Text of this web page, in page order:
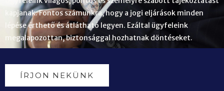
kapjanak. Fontos számunkra, hogy a jogi eljárások minden
lépése érthető és átlátható legyen. Ezáltal ügyfeleink
megalapozottan, biztonsággal hozhatnak döntéseket.
ÍRJON NEKÜNK